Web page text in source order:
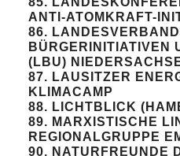
ANTI-ATOMKRAFT-
86. LANDESVERBAND
BÜRGERINITIATIVEN
(LBU)
87. LAUSITZER
KLIMACAMP
88. LICHTBLICK
89. MARXISTISCHE
REGIONALGRUPPE
90. NATURFREUNDE